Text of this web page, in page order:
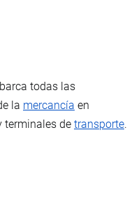
todas las
la mercancía en
terminales de transporte.